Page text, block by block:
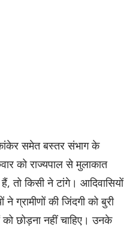
समेत बस्तर संभाग के
को राज्यपाल से मुलाकात
तो किसी ने टांगे। आदिवासियों
ग्रामीणों की जिंदगी को बुरी
छोड़ना नहीं चाहिए। उनके